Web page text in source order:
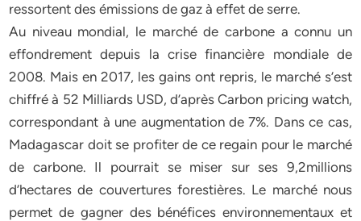
ressortent des émissions de gaz à effet de serre.
Au niveau mondial, le marché de carbone a connu un
effondrement depuis la crise financière mondiale de
2008. Mais en 2017, les gains ont repris, le marché s’est
chiffré à 52 Milliards USD, d’après Carbon pricing watch,
correspondant à une augmentation de 7%. Dans ce cas,
Madagascar doit se profiter de ce regain pour le marché
de carbone. Il pourrait se miser sur ses 9,2millions
d’hectares de couvertures forestières. Le marché nous
permet de gagner des bénéfices environnementaux et